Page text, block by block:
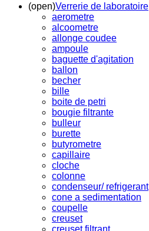
(open)Verrerie de laboratoire
aerometre
alcoometre
allonge coudee
ampoule
baguette d'agitation
ballon
becher
bille
boite de petri
bougie filtrante
bulleur
burette
butyrometre
capillaire
cloche
colonne
condenseur/ refrigerant
cone a sedimentation
coupelle
creuset
creuset filtrant